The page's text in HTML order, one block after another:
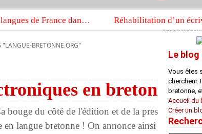
Les langues de France dans un imposant ouvrage sur la langue française que publient les Presses universitaires d’Oxford
"LANGUE-BRETONNE.ORG"
en breton
bouge du côté de l'édition et de la pres
en langue bretonne ! On annonce ainsi
Le
Vous êtes
chercheur.
bretonne,
Accueil du
Créer un